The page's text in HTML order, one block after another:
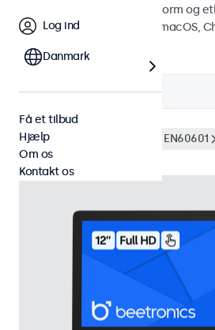
at integrere i enhver brugsform og
kompatible med Windows, macOS,
Filter (4)
12 tommer touchskærme EN60601
Log ind
Danmark
Få et tilbud
Hjælp
Om os
Kontakt os